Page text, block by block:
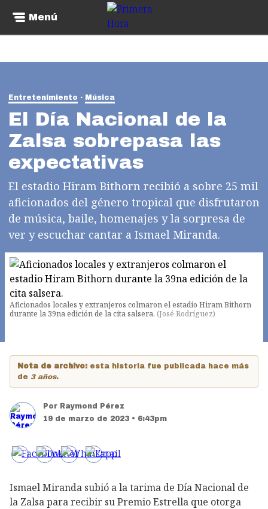
Menú
Entretenimiento Música
El Día Nacional de la
Zalsa sobrepasa las
expectativas
El estadio Hiram Bithorn recibió a sobre 25 mil
aficionados del género tropical que disfrutaron
de música, baile, homenajes y la sorpresa de
ver y escuchar cantar a Ismael Miranda.
Aficionados locales y extranjeros colmaron el estadio Hiram Bithorn
durante la 39na edición de la cita salsera. (José Rodríguez)
Nota de archivo: esta historia fue publicada hace más
de 3 años.
Por Raymond Pérez
19 de marzo de 2023 • 6:43pm
Ismael Miranda subió a la tarima de Día Nacional de
la Zalsa para recibir su Premio Estrella que otorga